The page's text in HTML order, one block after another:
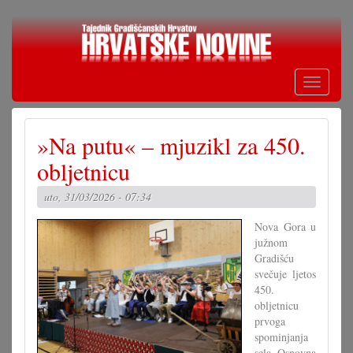
Skoči
Toggle
»Na putu« – mjuzikl za 450.
obljetnicu
uto, 31/03/2026 - 07:34
Nova Gora u
južnom
Gradišću
svečuje ljetos
450.
obljetnicu
prvoga
spominjanja